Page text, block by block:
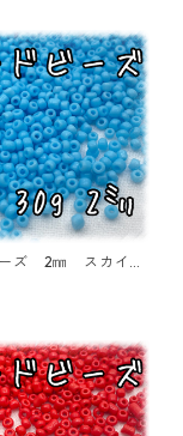
ーズ 2㎜ スカイブ
【SEED-BEADS-o